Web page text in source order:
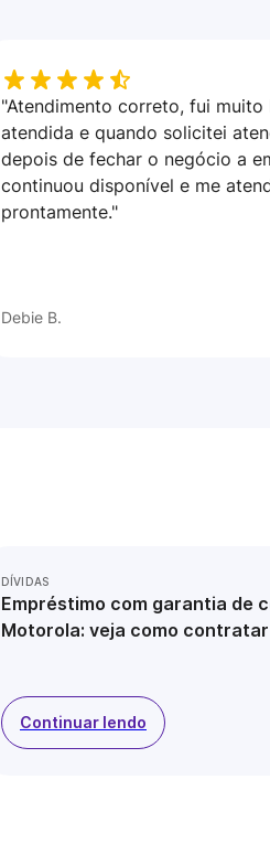
"Atendimento correto, fui muito
atendida e quando solicitei
depois de fechar o negócio a
continuou disponível e me
prontamente."
Debie B.
DÍVIDAS
Empréstimo com garantia de
Motorola: veja como contratar
Continuar lendo